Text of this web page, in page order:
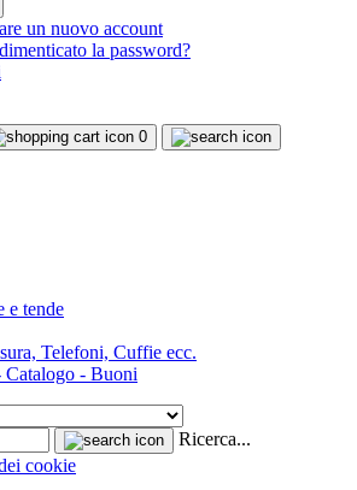
un nuovo account
la password?
0
e tende
Telefoni, Cuffie ecc.
- Buoni
Ricerca...
cookie